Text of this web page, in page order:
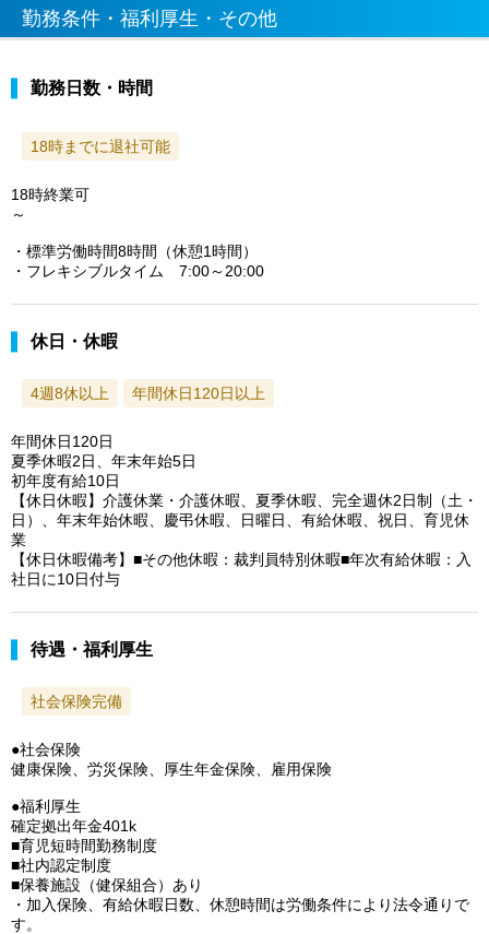
勤務条件・福利厚生・その他
勤務日数・時間
18時までに退社可能
18時終業可
～
・標準労働時間8時間（休憩1時間）
・フレキシブルタイム 7:00～20:00
休日・休暇
4週8休以上 年間休日120日以上
年間休日120日
夏季休暇2日、年末年始5日
初年度有給10日
【休日休暇】介護休業・介護休暇、夏季休暇、完全週休2日制（土・
日）、年末年始休暇、慶弔休暇、日曜日、有給休暇、祝日、育児休
業
【休日休暇備考】■その他休暇：裁判員特別休暇■年次有給休暇：入
社日に10日付与
待遇・福利厚生
社会保険完備
●社会保険
健康保険、労災保険、厚生年金保険、雇用保険
●福利厚生
確定拠出年金401k
■育児短時間勤務制度
■社内認定制度
■保養施設（健保組合）あり
・加入保険、有給休暇日数、休憩時間は労働条件により法令通りで
す。